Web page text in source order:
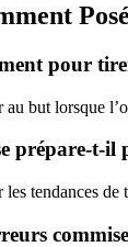
pour
but lorsque
prépare-t-
tendances